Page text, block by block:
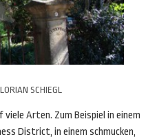
SCHIEGL
viele Arten. Zum Beispiel in einem
District, in einem schmucken,